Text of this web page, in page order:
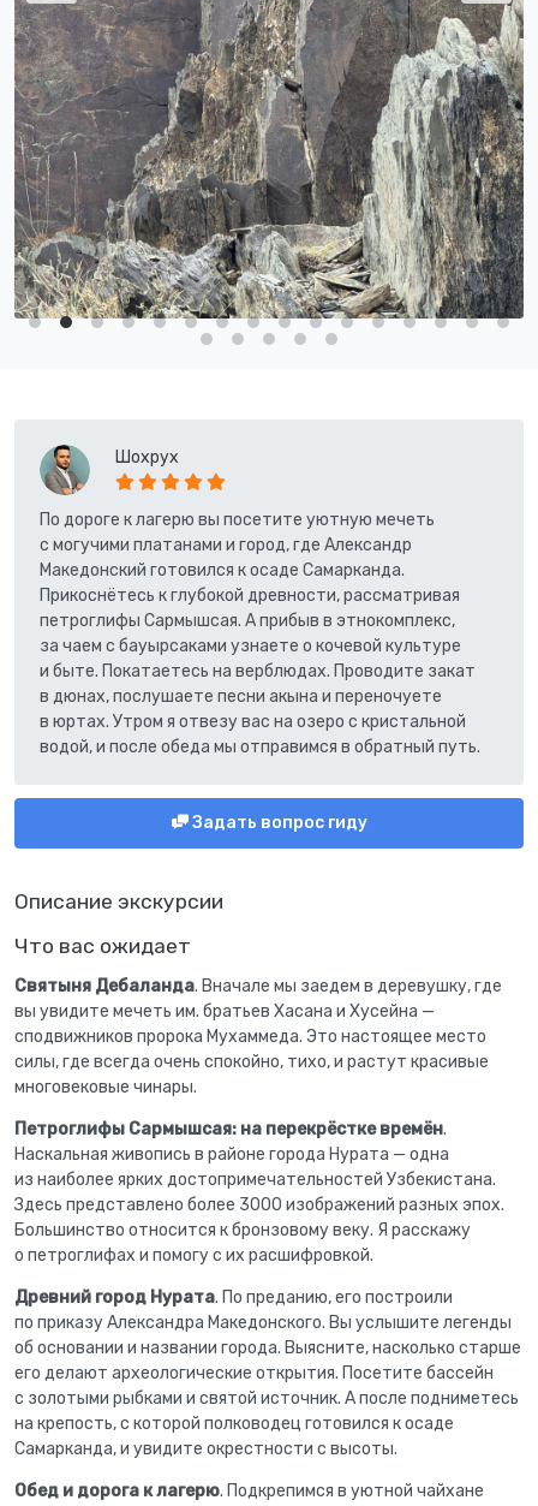
Описание экскурсии
Что вас ожидает
Святыня Дебаланда. Вначале мы заедем в деревушку, где
вы увидите мечеть им. братьев Хасана и Хусейна —
сподвижников пророка Мухаммеда. Это настоящее место
силы, где всегда очень спокойно, тихо, и растут красивые
многовековые чинары.
Петроглифы Сармышсая: на перекрёстке времён.
Наскальная живопись в районе города Нурата — одна
из наиболее ярких достопримечательностей Узбекистана.
Здесь представлено более 3000 изображений разных эпох.
Большинство относится к бронзовому веку. Я расскажу
о петроглифах и помогу с их расшифровкой.
Древний город Нурата. По преданию, его построили
по приказу Александра Македонского. Вы услышите легенды
об основании и названии города. Выясните, насколько старше
его делают археологические открытия. Посетите бассейн
с золотыми рыбками и святой источник. А после подниметесь
на крепость, с которой полководец готовился к осаде
Самарканда, и увидите окрестности с высоты.
Обед и дорога к лагерю. Подкрепимся в уютной чайхане
Шохрух
По дороге к лагерю вы посетите уютную мечеть
с могучими платанами и город, где Александр
Македонский готовился к осаде Самарканда.
Прикоснётесь к глубокой древности, рассматривая
петроглифы Сармышсая. А прибыв в этнокомплекс,
за чаем с бауырсаками узнаете о кочевой культуре
и быте. Покатаетесь на верблюдах. Проводите закат
в дюнах, послушаете песни акына и переночуете
в юртах. Утром я отвезу вас на озеро с кристальной
водой, и после обеда мы отправимся в обратный путь.
Задать вопрос гиду